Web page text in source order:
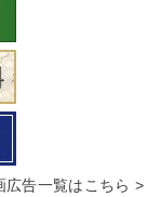
広告一覧はこちら >